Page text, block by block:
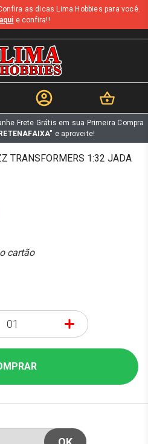
as dicas Lima Hobbies para você.
aqui e confira!!
Frete Grátis em sua Primeira Compra
e aproveite!
TRANSFORMERS 1:32 JADA
cartão
+